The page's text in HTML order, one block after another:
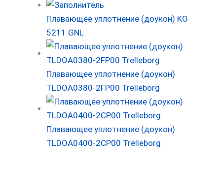
Плавающее уплотнение (доукон) KO
5211 GNL
Плавающее уплотнение (доукон)
TLDOA0380-2FP00 Trelleborg
Плавающее уплотнение (доукон)
TLDOA0400-2CP00 Trelleborg